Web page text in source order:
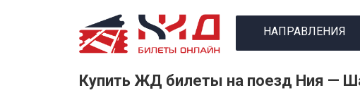
НАПРАВЛЕНИЯ
Купить ЖД билеты на поезд Ния —